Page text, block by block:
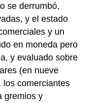
se derrumbó,
y el estado
y un
en moneda pero
y evaluado sobre
(en nueve
los comerciantes
gremios y